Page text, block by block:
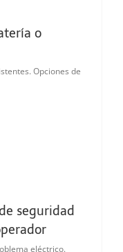
o
Opciones de
seguridad
eléctrico.